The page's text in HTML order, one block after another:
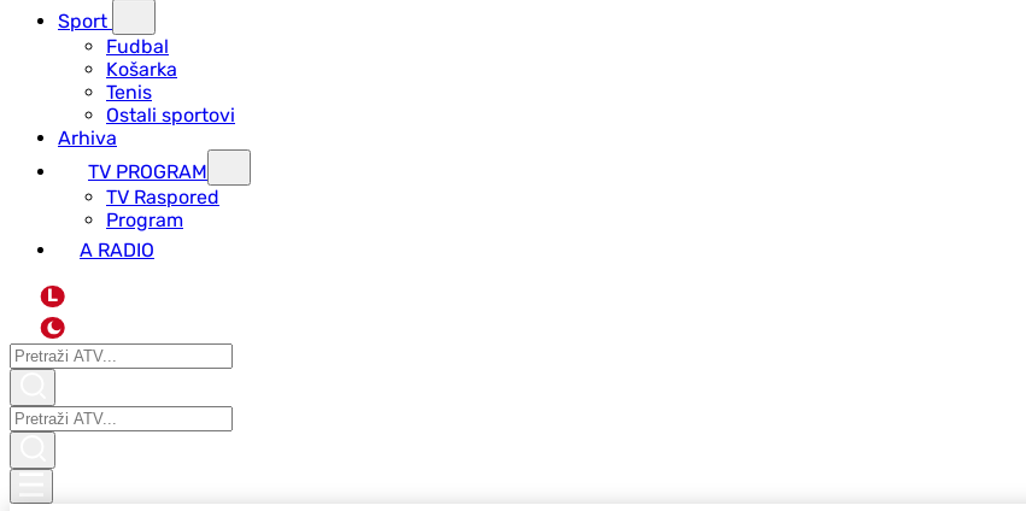
Sport
Fudbal
Košarka
Tenis
Ostali sportovi
Arhiva
TV PROGRAM
ТV Raspored
Program
A RADIO
L